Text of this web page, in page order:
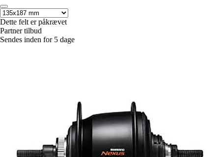
Dette felt er påkrævet
Partner tilbud
Sendes inden for 5 dage